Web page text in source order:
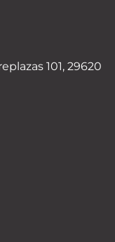
101, 29620